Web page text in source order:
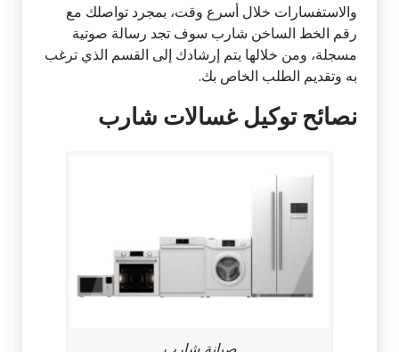
والاستفسارات خلال أسرع وقت، بمجرد تواصلك مع
رقم الخط الساخن شارب سوف تجد رسالة صوتية
مسجلة، ومن خلالها يتم إرشادك إلى القسم الذي ترغب
به وتقديم الطلب الخاص بك.
نصائح توكيل غسالات شارب